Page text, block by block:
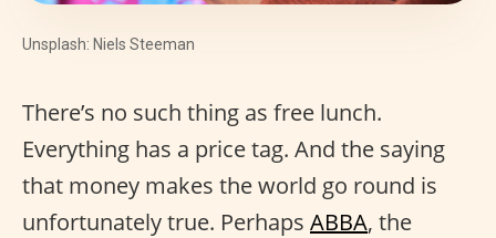
Unsplash: Niels Steeman
There’s no such thing as free lunch.
Everything has a price tag. And the saying
that money makes the world go round is
unfortunately true. Perhaps ABBA, the